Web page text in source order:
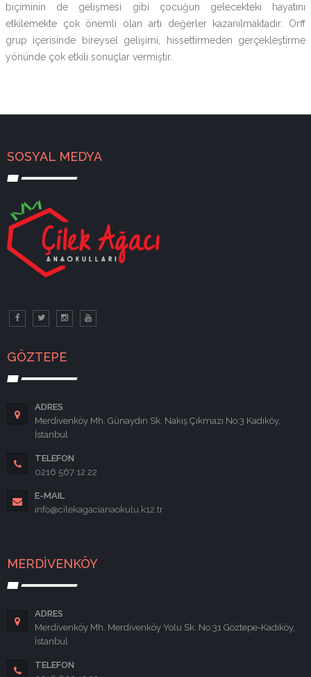
biçiminin de gelişmesi gibi çocuğun gelecekteki hayatını
etkilemekte çok önemli olan artı değerler kazanılmaktadır. Orff
grup içerisinde bireysel gelişimi, hissettirmeden gerçekleştirme
yönünde çok etkili sonuçlar vermiştir.
SOSYAL MEDYA
GÖZTEPE
ADRES
Merdivenköy Mh. Günaydın Sk. Nakış Çıkmazı No:3 Kadıköy,
İstanbul
TELEFON
0216 567 12 22
E-MAIL
info@cilekagacianaokulu.k12.tr
MERDİVENKÖY
ADRES
Merdivenköy Mh. Merdivenköy Yolu Sk. No:31 Göztepe-Kadıköy,
İstanbul
TELEFON